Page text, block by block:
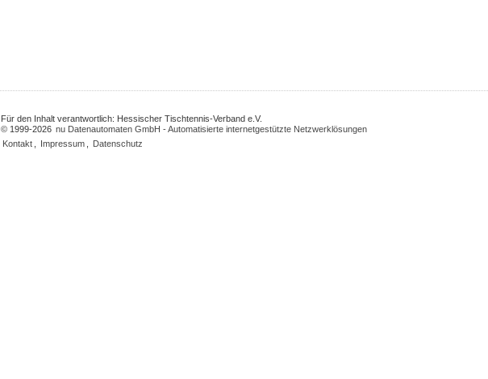
Für den Inhalt verantwortlich: Hessischer Tischtennis-Verband e.V.
© 1999-2026 nu Datenautomaten GmbH - Automatisierte internetgestützte Netzwerklösungen
Kontakt
Impressum Datenschutz